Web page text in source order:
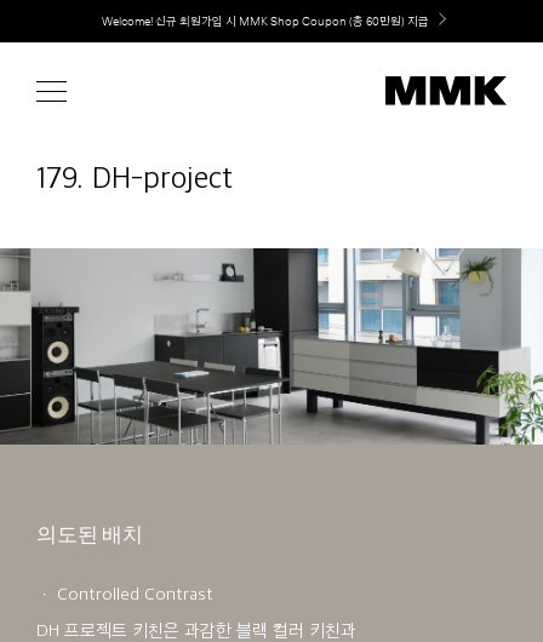
content
Welcome! 신규 회원가입 시 MMK Shop Coupon (총 60만원) 지급
취향대로 완성하는 커스텀 아일랜드 키친, MMK The Island 출시
179. DH-project
의도된 배치
ㆍ Controlled Contrast
DH 프로젝트 키친은 과감한 블랙 컬러 키친과